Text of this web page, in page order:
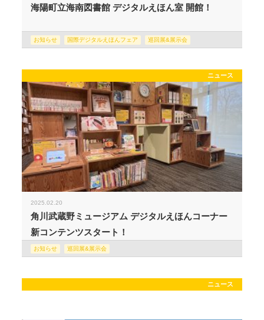
海陽町立海南図書館 デジタルえほん室 開館！
お知らせ 国際デジタルえほんフェア 巡回展&展示会
ニュース
2025.02.20
角川武蔵野ミュージアム デジタルえほんコーナー
新コンテンツスタート！
お知らせ 巡回展&展示会
ニュース